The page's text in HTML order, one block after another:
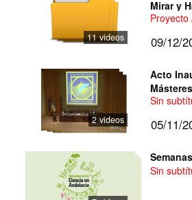
11 videos
Mirar y
09/12/
2 videos
Acto
UPO
Sin
05/11/
Sin